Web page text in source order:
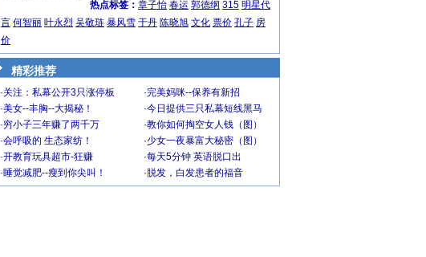
热点标签： 章子怡 春运 郭德纲 315 明星代
言 何智丽 叶永烈 吴敬琏 暴风雪 于丹 陈晓旭 文化 票价 孔子 房
价
精彩推荐
·关注：私幕公开3只涨停板 ·完美妈咪--保养有新招
·美女--丰胸--大揭秘！ ·今日提供三只私幕短线黑马
·穷小子三年赚了两千万 ·教你如何掏空女人钱（图）
·会呼吸的 生态家纺！ ·少女一夜暴富大秘密（图）
·开教育玩具超市-狂赚 ·每天5分钟 英语脱口出
·睡觉减肥--瘦到你尖叫！ · 脱发，白发患者的福音